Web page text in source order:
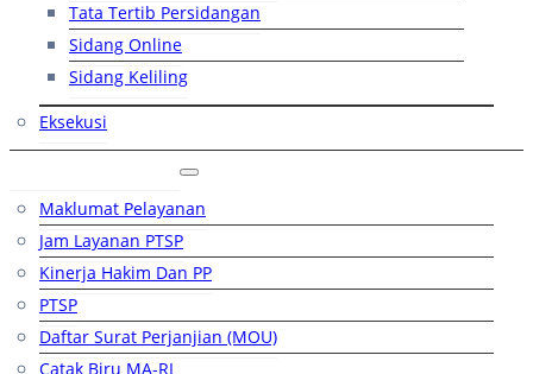
Tata Tertib Persidangan
Sidang Online
Sidang Keliling
Eksekusi
Maklumat Pelayanan
Jam Layanan PTSP
Kinerja Hakim Dan PP
PTSP
Daftar Surat Perjanjian (MOU)
Catak Biru MA-RI